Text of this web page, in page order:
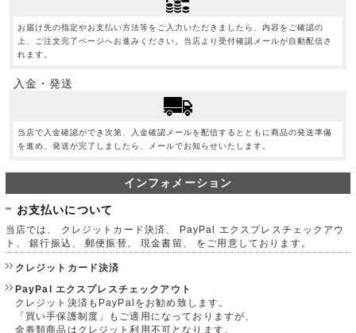
お届け先の指定やお支払い方法等をご入力いただきましたら、内容をご確認の
上、ご注文完了ページへお進みください。当店より受付確認メールが自動配信さ
れます。
入金・発送
当店で入金確認ができ次第、入金確認メールを配信するとともに商品の発送準備
を進め、発送が完了しましたら、メールでお知らせいたします。
インフォメーション
お支払いについて
当店では、 クレジットカード決済、 PayPal エクスプレスチェックアウ
ト、 銀行振込、 郵便振替、 現金書留、 をご用意しております。
クレジットカード決済
PayPal エクスプレスチェックアウト
クレジット決済もPayPalをお勧め致します。
「買い手保護制度」もご適用になっておりますが、
金券類商品はクレジット利用不可となります。